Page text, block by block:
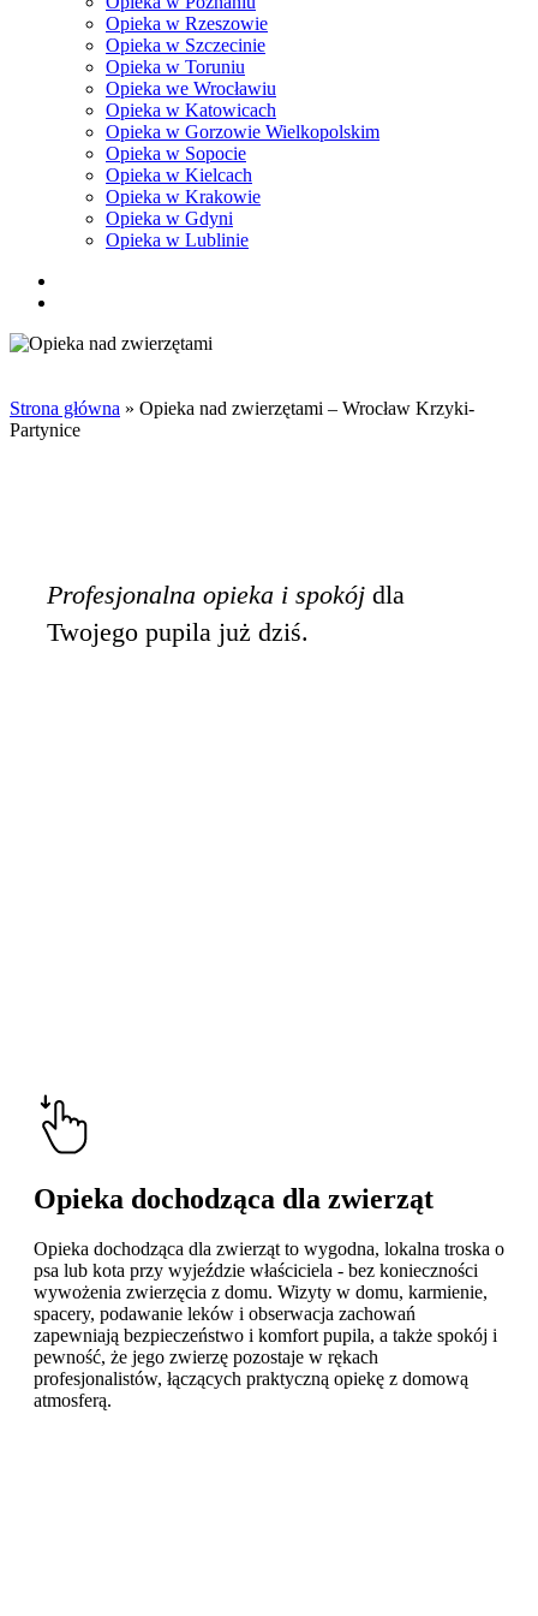
Opieka w Rzeszowie
Opieka w Szczecinie
Opieka w Toruniu
Opieka we Wrocławiu
Opieka w Katowicach
Opieka w Gorzowie Wielkopolskim
Opieka w Sopocie
Opieka w Kielcach
Opieka w Krakowie
Opieka w Gdyni
Opieka w Lublinie
Strona główna » Opieka nad zwierzętami – Wrocław Krzyki-
Partynice
Profesjonalna opieka i spokój dla
Twojego pupila już dziś.
Opieka dochodząca dla zwierząt
Opieka dochodząca dla zwierząt to wygodna, lokalna troska o
psa lub kota przy wyjeździe właściciela - bez konieczności
wywożenia zwierzęcia z domu. Wizyty w domu, karmienie,
spacery, podawanie leków i obserwacja zachowań
zapewniają bezpieczeństwo i komfort pupila, a także spokój i
pewność, że jego zwierzę pozostaje w rękach
profesjonalistów, łączących praktyczną opiekę z domową
atmosferą.